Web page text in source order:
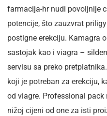
farmacija-hr nudi povoljnije
potencije, što zauzvrat
postigne erekciju. Kamagra
sastojak kao i viagra –
servisu sa preko
koji je potreban za erekciju,
od viagre. Professional
nižoj cijeni od one za isti